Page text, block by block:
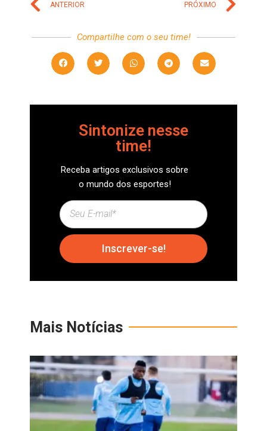
ANTERIOR PRÓXIMO
Compartilhe com o seu time!
Sintonize nesse
time!
Receba artigos exclusivos sobre
o mundo dos esportes!
Inscrever-se!
Mais Notícias